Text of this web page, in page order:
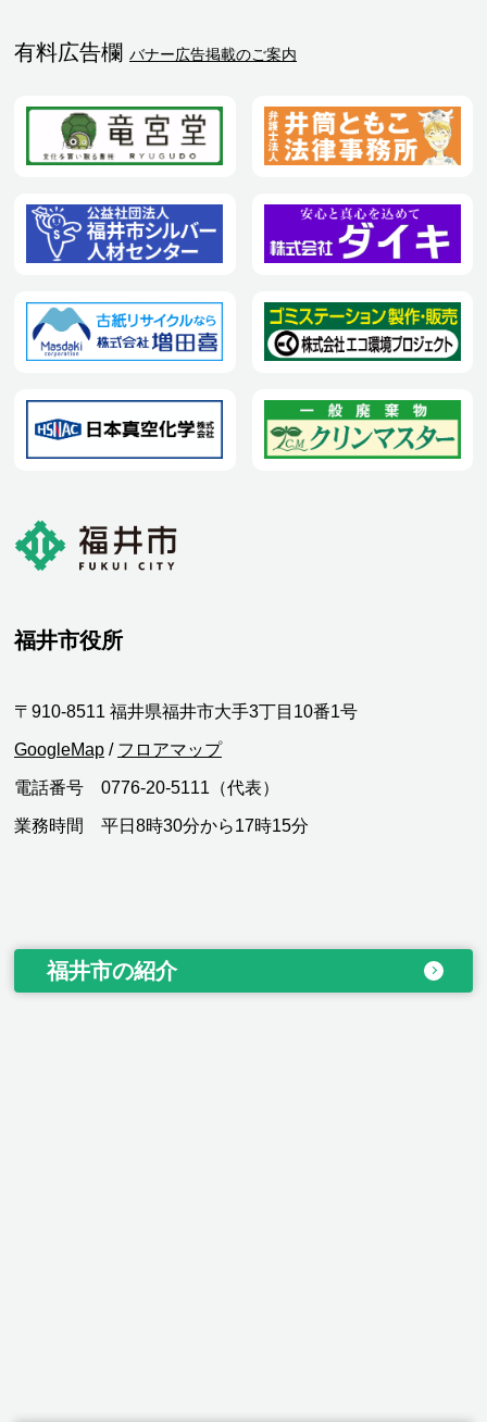
有料広告欄 バナー広告掲載のご案内
福井市役所
〒910-8511 福井県福井市大手3丁目10番1号
GoogleMap / フロアマップ
電話番号 0776-20-5111（代表）
業務時間 平日8時30分から17時15分
福井市の紹介